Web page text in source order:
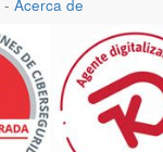
- Acerca de